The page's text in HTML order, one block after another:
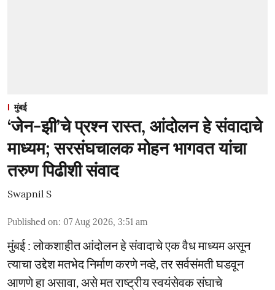
मुंबई
‘जेन-झी’चे प्रश्न रास्त, आंदोलन हे संवादाचे
माध्यम; सरसंघचालक मोहन भागवत यांचा
तरुण पिढीशी संवाद
Swapnil S
Published on: 07 Aug 2026, 3:51 am
मुंबई : लोकशाहीत आंदोलन हे संवादाचे एक वैध माध्यम असून
त्याचा उद्देश मतभेद निर्माण करणे नव्हे, तर सर्वसंमती घडवून
आणणे हा असावा, असे मत राष्ट्रीय स्वयंसेवक संघाचे